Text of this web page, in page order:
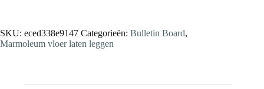
SKU: eced338e9147 Categorieën: Bulletin Board,
Marmoleum vloer laten leggen